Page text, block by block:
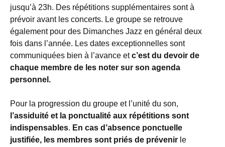
jusqu’à 23h. Des répétitions supplémentaires sont à
prévoir avant les concerts. Le groupe se retrouve
également pour des Dimanches Jazz en général deux
fois dans l’année. Les dates exceptionnelles sont
communiquées bien à l’avance etc’est du devoir de
chaque membre de les noter sur son agenda
personnel.
Pour la progression du groupe et l’unité du son,
l’assiduité et la ponctualité aux répétitions sont
indispensables. En cas d’absence ponctuelle
justifiée, les membres sont priés de prévenir le